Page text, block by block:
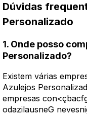
Dúvidas
Personalizado
1. Onde posso
Personalizado?
Existem várias
Azulejos
empresas
odazilausneG